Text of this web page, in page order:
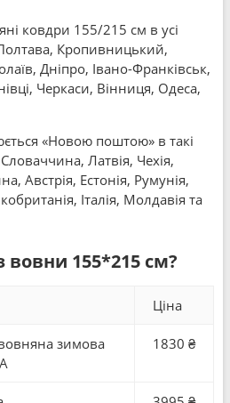
ковдри 155/215 см в усі
Кропивницький,
Дніпро, Івано-Франківськ,
Черкаси, Вінниця, Одеса,
«Новою поштою» в такі
Латвія, Чехія,
Австрія, Естонія, Румунія,
Італія, Молдавія та
вовни 155*215 см?
Ціна
зимова
1830 ₴